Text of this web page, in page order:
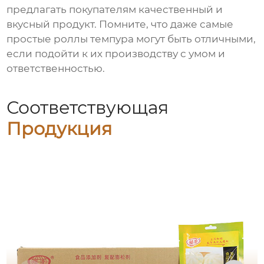
предлагать покупателям качественный и
вкусный продукт. Помните, что даже самые
простые роллы темпура могут быть отличными,
если подойти к их производству с умом и
ответственностью.
Соответствующая
Продукция